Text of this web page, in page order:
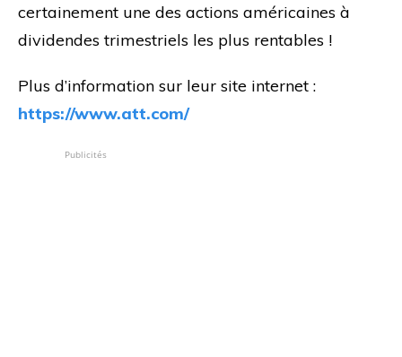
certainement une des actions américaines à
dividendes trimestriels les plus rentables !
Plus d’information sur leur site internet :
https://www.att.com/
Publicités